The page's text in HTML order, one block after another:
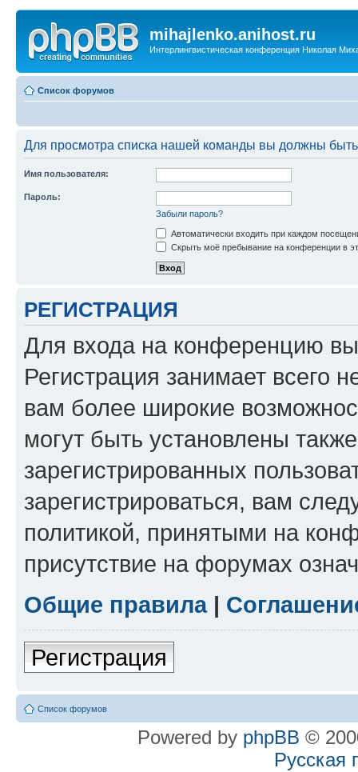
mihajlenko.anihost.ru
Интерлингвистическая конференция Николая
Список форумов
Для просмотра списка нашей команды вы должны
Имя пользователя:
Пароль:
Забыли пароль?
Автоматически входить при каждом
Скрыть моё пребывание на конференции в
РЕГИСТРАЦИЯ
Для входа на конференцию
Регистрация занимает всего
вам более широкие
могут быть установлены
зарегистрированных
зарегистрироваться, вам
политикой, принятыми на
присутствие на форумах
Общие правила|
Регистрация
Список форумов
Powered by phpBB ©
Русская